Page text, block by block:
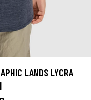
LANDS LYCRA